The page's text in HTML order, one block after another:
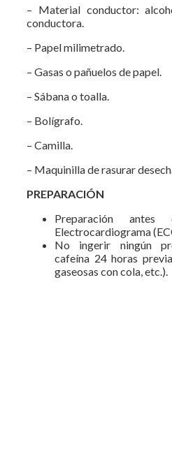
– Material conductor:
conductora.
– Papel milimetrado.
– Gasas o pañuelos de papel.
– Sábana o toalla.
– Bolígrafo.
– Camilla.
– Maquinilla de rasurar
PREPARACIÓN
Preparación
Electrocardiograma
No ingerir ningún
cafeína 24 horas
gaseosas con cola, etc.).